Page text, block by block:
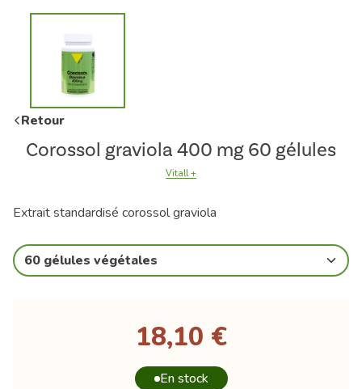
Retour
Corossol graviola 400 mg 60 gélules
Vitall +
Extrait standardisé corossol graviola
60 gélules végétales
18,10 €
En stock